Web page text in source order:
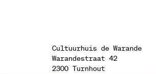
Cultuurhuis de Warande
Warandestraat 42
2300 Turnhout